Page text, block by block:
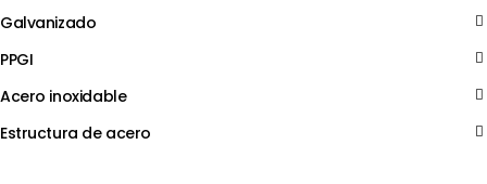
Galvanizado
PPGI
Acero inoxidable
Estructura de acero